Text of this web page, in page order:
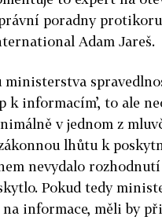
poradny
Adam Jareš.
ministerstva
k informacím’, to ale
v jednom z
lhůtu k
nevydalo
Pokud tedy
informace, měli by